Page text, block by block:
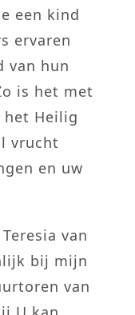
een kind
ervaren
van hun
is het met
Heilig
vrucht
en uw
van
bij mijn
van